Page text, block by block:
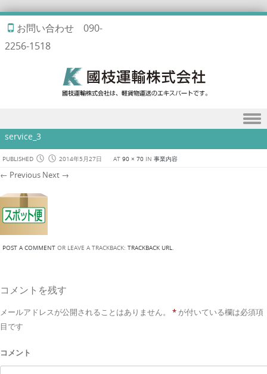
お問い合わせ 090-
2256-1518
Skip to content
service_3
PUBLISHED 2014年5月27日 AT 90 × 70 IN 事業内容
← Previous Next →
POST A COMMENT OR LEAVE A TRACKBACK: TRACKBACK URL.
コメントを残す
メールアドレスが公開されることはありません。 * が付いている欄は必須項
目です
コメント